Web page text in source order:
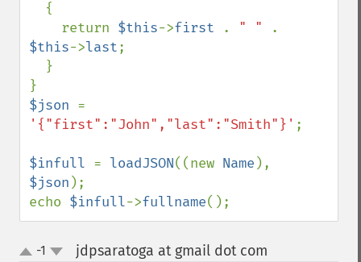
    return
$this->first . " "
$this->last;
$json
'{"first":"John","last":"Smith"}' ;
$infull = loadJSON((new Name
$json );
echo $infull->fullname();
up-1 jdpsaratoga at gmail dot com